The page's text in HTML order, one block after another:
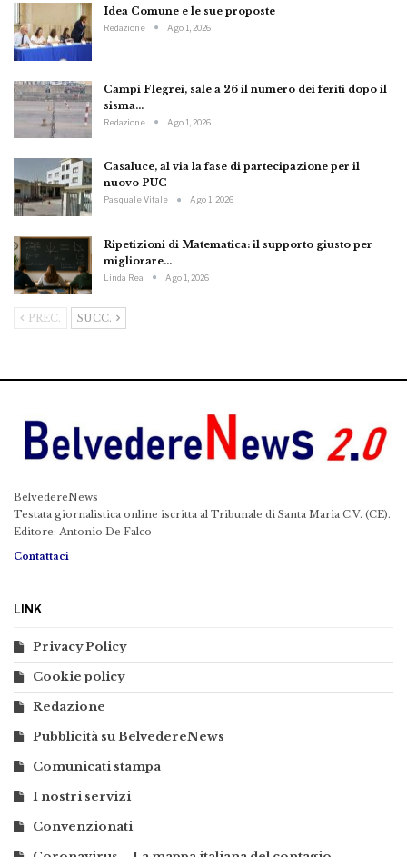
Idea Comune e le sue proposte
Redazione Ago 1, 2026
Campi Flegrei, sale a 26 il numero dei feriti dopo il
sisma…
Redazione Ago 1, 2026
Casaluce, al via la fase di partecipazione per il
nuovo PUC
Pasquale Vitale Ago 1, 2026
Ripetizioni di Matematica: il supporto giusto per
migliorare…
Linda Rea Ago 1, 2026
PREC. SUCC.
BelvedereNews
Testata giornalistica online iscritta al Tribunale di Santa Maria C.V. (CE).
Editore: Antonio De Falco
Contattaci
LINK
Privacy Policy
Cookie policy
Redazione
Pubblicità su BelvedereNews
Comunicati stampa
I nostri servizi
Convenzionati